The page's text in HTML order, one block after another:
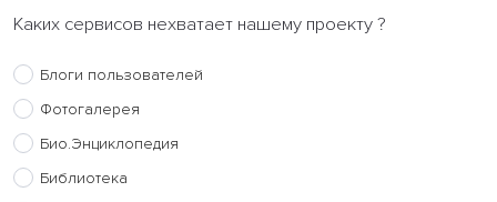
Каких сервисов нехватает нашему проекту ?
Блоги пользователей
Фотогалерея
Био.Энциклопедия
Библиотека